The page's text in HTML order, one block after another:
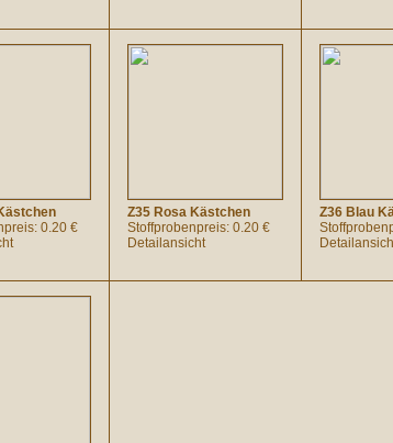
0.20 €
Z35 Rosa Kästchen
Stoffprobenpreis: 0.20 €
Detailansicht
Z36 Blau